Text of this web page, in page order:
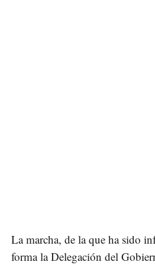
La marcha, de la que ha sido
forma la Delegación del